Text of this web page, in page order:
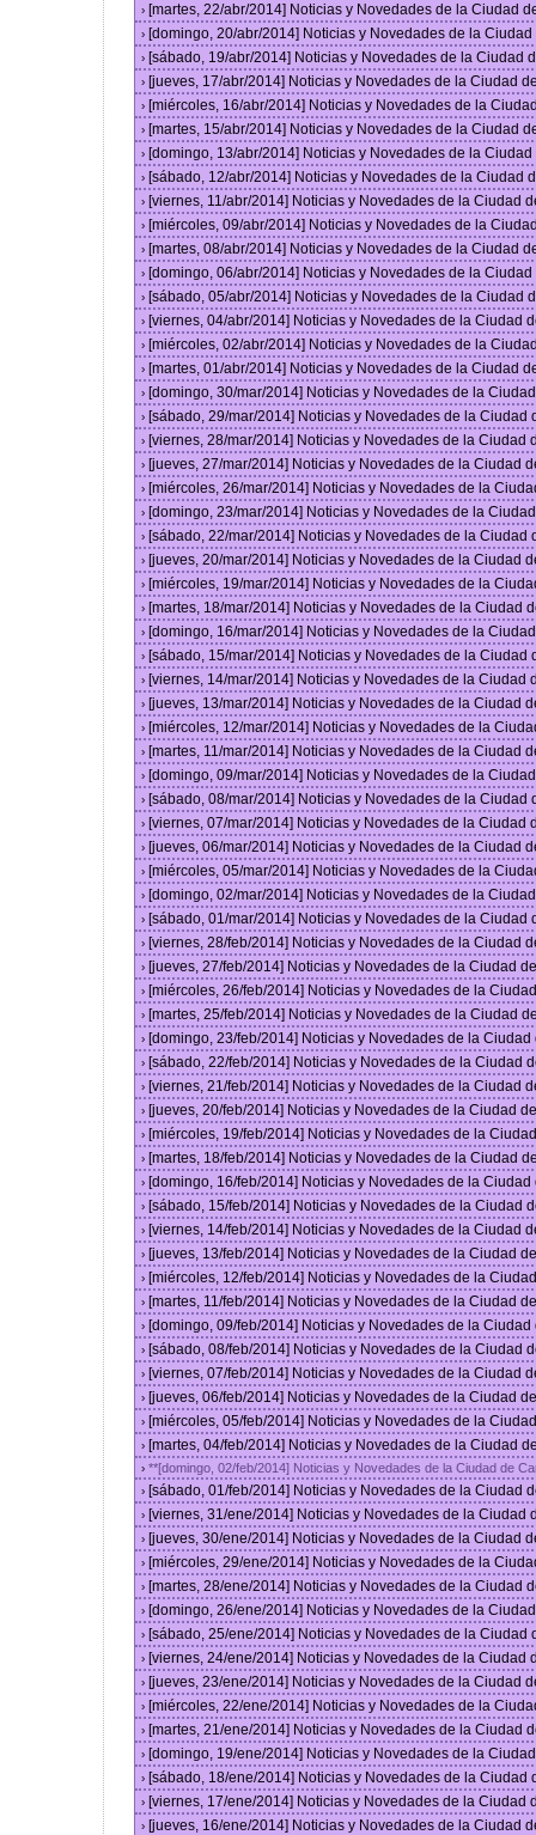
› [martes, 22/abr/2014] Noticias y Novedades de la Ciudad
› [domingo, 20/abr/2014] Noticias y Novedades de la
› [sábado, 19/abr/2014] Noticias y Novedades de la Ciudad
› [jueves, 17/abr/2014] Noticias y Novedades de la Ciudad
› [miércoles, 16/abr/2014] Noticias y Novedades de la
› [martes, 15/abr/2014] Noticias y Novedades de la Ciudad
› [domingo, 13/abr/2014] Noticias y Novedades de la
› [sábado, 12/abr/2014] Noticias y Novedades de la Ciudad
› [viernes, 11/abr/2014] Noticias y Novedades de la Ciudad
› [miércoles, 09/abr/2014] Noticias y Novedades de la
› [martes, 08/abr/2014] Noticias y Novedades de la Ciudad
› [domingo, 06/abr/2014] Noticias y Novedades de la
› [sábado, 05/abr/2014] Noticias y Novedades de la Ciudad
› [viernes, 04/abr/2014] Noticias y Novedades de la Ciudad
› [miércoles, 02/abr/2014] Noticias y Novedades de la
› [martes, 01/abr/2014] Noticias y Novedades de la Ciudad
› [domingo, 30/mar/2014] Noticias y Novedades de la
› [sábado, 29/mar/2014] Noticias y Novedades de la Ciudad
› [viernes, 28/mar/2014] Noticias y Novedades de la Ciudad
› [jueves, 27/mar/2014] Noticias y Novedades de la Ciudad
› [miércoles, 26/mar/2014] Noticias y Novedades de la
› [domingo, 23/mar/2014] Noticias y Novedades de la
› [sábado, 22/mar/2014] Noticias y Novedades de la Ciudad
› [jueves, 20/mar/2014] Noticias y Novedades de la Ciudad
› [miércoles, 19/mar/2014] Noticias y Novedades de la
› [martes, 18/mar/2014] Noticias y Novedades de la Ciudad
› [domingo, 16/mar/2014] Noticias y Novedades de la
› [sábado, 15/mar/2014] Noticias y Novedades de la Ciudad
› [viernes, 14/mar/2014] Noticias y Novedades de la Ciudad
› [jueves, 13/mar/2014] Noticias y Novedades de la Ciudad
› [miércoles, 12/mar/2014] Noticias y Novedades de la
› [martes, 11/mar/2014] Noticias y Novedades de la Ciudad
› [domingo, 09/mar/2014] Noticias y Novedades de la
› [sábado, 08/mar/2014] Noticias y Novedades de la Ciudad
› [viernes, 07/mar/2014] Noticias y Novedades de la Ciudad
› [jueves, 06/mar/2014] Noticias y Novedades de la Ciudad
› [miércoles, 05/mar/2014] Noticias y Novedades de la
› [domingo, 02/mar/2014] Noticias y Novedades de la
› [sábado, 01/mar/2014] Noticias y Novedades de la Ciudad
› [viernes, 28/feb/2014] Noticias y Novedades de la Ciudad
› [jueves, 27/feb/2014] Noticias y Novedades de la Ciudad
› [miércoles, 26/feb/2014] Noticias y Novedades de la
› [martes, 25/feb/2014] Noticias y Novedades de la Ciudad
› [domingo, 23/feb/2014] Noticias y Novedades de la
› [sábado, 22/feb/2014] Noticias y Novedades de la Ciudad
› [viernes, 21/feb/2014] Noticias y Novedades de la Ciudad
› [jueves, 20/feb/2014] Noticias y Novedades de la Ciudad
› [miércoles, 19/feb/2014] Noticias y Novedades de la
› [martes, 18/feb/2014] Noticias y Novedades de la Ciudad
› [domingo, 16/feb/2014] Noticias y Novedades de la
› [sábado, 15/feb/2014] Noticias y Novedades de la Ciudad
› [viernes, 14/feb/2014] Noticias y Novedades de la Ciudad
› [jueves, 13/feb/2014] Noticias y Novedades de la Ciudad
› [miércoles, 12/feb/2014] Noticias y Novedades de la
› [martes, 11/feb/2014] Noticias y Novedades de la Ciudad
› [domingo, 09/feb/2014] Noticias y Novedades de la
› [sábado, 08/feb/2014] Noticias y Novedades de la Ciudad
› [viernes, 07/feb/2014] Noticias y Novedades de la Ciudad
› [jueves, 06/feb/2014] Noticias y Novedades de la Ciudad
› [miércoles, 05/feb/2014] Noticias y Novedades de la
› [martes, 04/feb/2014] Noticias y Novedades de la Ciudad
› **[domingo, 02/feb/2014] Noticias y Novedades de la Ciudad de
› [sábado, 01/feb/2014] Noticias y Novedades de la Ciudad
› [viernes, 31/ene/2014] Noticias y Novedades de la Ciudad
› [jueves, 30/ene/2014] Noticias y Novedades de la Ciudad
› [miércoles, 29/ene/2014] Noticias y Novedades de la
› [martes, 28/ene/2014] Noticias y Novedades de la Ciudad
› [domingo, 26/ene/2014] Noticias y Novedades de la
› [sábado, 25/ene/2014] Noticias y Novedades de la Ciudad
› [viernes, 24/ene/2014] Noticias y Novedades de la Ciudad
› [jueves, 23/ene/2014] Noticias y Novedades de la Ciudad
› [miércoles, 22/ene/2014] Noticias y Novedades de la
› [martes, 21/ene/2014] Noticias y Novedades de la Ciudad
› [domingo, 19/ene/2014] Noticias y Novedades de la
› [sábado, 18/ene/2014] Noticias y Novedades de la Ciudad
› [viernes, 17/ene/2014] Noticias y Novedades de la Ciudad
› [jueves, 16/ene/2014] Noticias y Novedades de la Ciudad